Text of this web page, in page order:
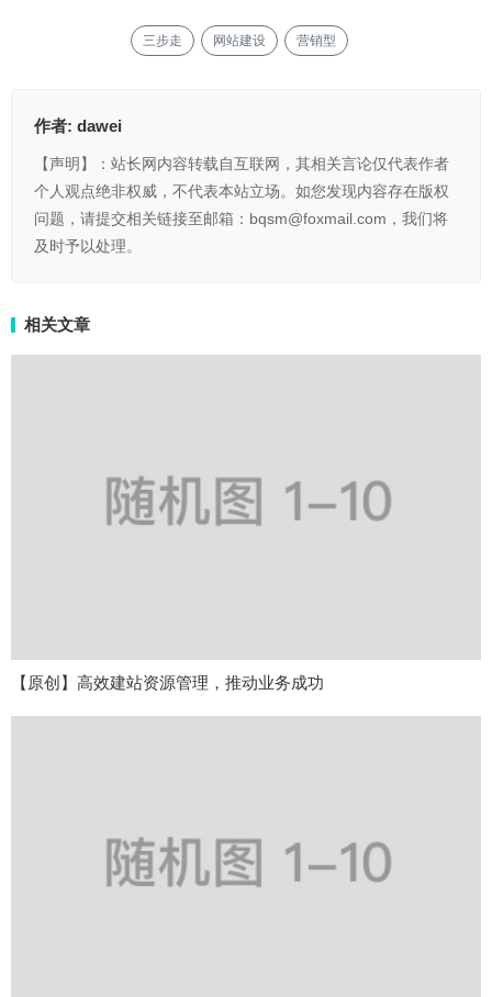
三步走 网站建设 营销型
作者: dawei
【声明】：站长网内容转载自互联网，其相关言论仅代表作者
个人观点绝非权威，不代表本站立场。如您发现内容存在版权
问题，请提交相关链接至邮箱：bqsm@foxmail.com，我们将
及时予以处理。
相关文章
【原创】高效建站资源管理，推动业务成功